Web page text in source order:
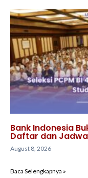
Bank Indonesia
Daftar dan
August 8, 2026
Baca Selengkapnya »